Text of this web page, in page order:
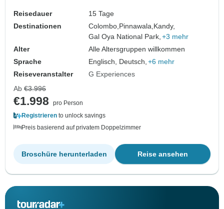
Reisedauer
15 Tage
Destinationen
Colombo, Pinnawala, Kandy,
Gal Oya National Park, +3 mehr
Alter
Alle Altersgruppen willkommen
Sprache
Englisch, Deutsch, +6 mehr
Reiseveranstalter
G Experiences
Ab €3.996
€1.998
pro Person
Registrieren to unlock savings
Preis basierend auf privatem Doppelzimmer
Reise ansehen
Broschüre herunterladen